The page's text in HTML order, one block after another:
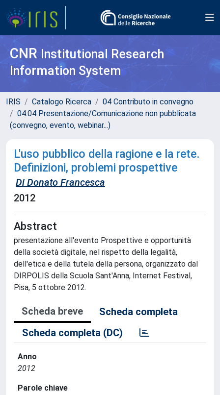
CNR Institutional Research
Information System
IRIS Catalogo Ricerca
04 Contributo in convegno
04.04 Presentazione/Comunicazione non pubblicata
(convegno, evento, webinar...)
L'uso pubblico della ragione e la rete.
Definizioni, problemi prospettive
Di Donato Francesca
2012
Abstract
presentazione all'evento Prospettive e opportunità
della società digitale, nel rispetto della legalità,
dell'etica e della tutela della persona, organizzato dal
DIRPOLIS della Scuola Sant'Anna, Internet Festival,
Pisa, 5 ottobre 2012.
Scheda breve
Scheda completa
Scheda completa (DC)
Anno
2012
Parole chiave